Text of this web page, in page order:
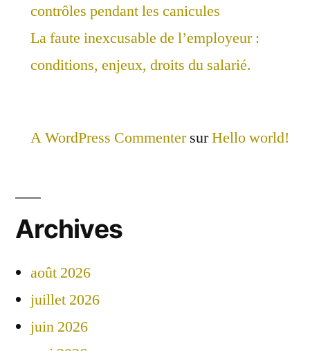
contrôles pendant les canicules
La faute inexcusable de l’employeur :
conditions, enjeux, droits du salarié.
A WordPress CommentersurHello world!
Archives
août 2026
juillet 2026
juin 2026